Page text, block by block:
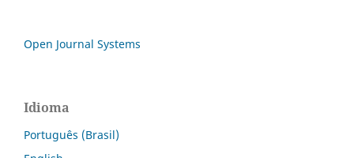
Open Journal Systems
Idioma
Português (Brasil)